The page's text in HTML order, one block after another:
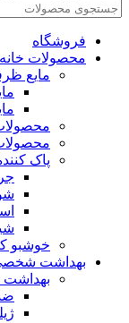
فروشگاه
محصولات خانه
مایع
پاک
خوشبو
بهداشت
بهداشت